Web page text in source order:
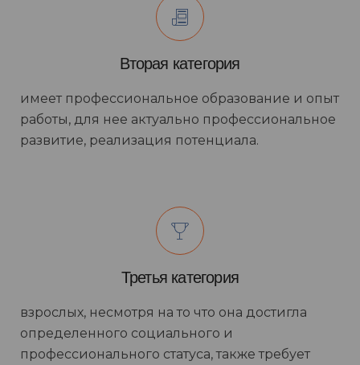
Вторая категория
имеет профессиональное образование и опыт
работы, для нее актуально профессиональное
развитие, реализация потенциала.
Третья категория
взрослых, несмотря на то что она достигла
определенного социального и
профессионального статуса, также требует